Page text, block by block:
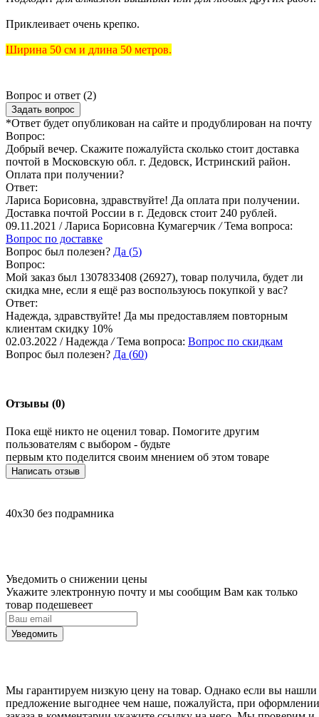
Приклеивает очень крепко.
Ширина 50 см и длина 50 метров.
Вопрос и ответ (2)
Задать вопрос
*Ответ будет опубликован на сайте и продублирован на почту
Вопрос:
Добрый вечер. Скажите пожалуйста сколько стоит доставка
почтой в Московскую обл. г. Дедовск, Истринский район.
Оплата при получении?
Ответ:
Лариса Борисовна, здравствуйте! Да оплата при получении.
Доставка почтой России в г. Дедовск стоит 240 рублей.
09.11.2021 / Лариса Борисовна Кумагерчик / Тема вопроса:
Вопрос по доставке
Вопрос был полезен? Да (5)
Вопрос:
Мой заказ был 1307833408 (26927), товар получила, будет ли
скидка мне, если я ещё раз воспользуюсь покупкой у вас?
Ответ:
Надежда, здравствуйте! Да мы предоставляем повторным
клиентам скидку 10%
02.03.2022 / Надежда / Тема вопроса: Вопрос по скидкам
Вопрос был полезен? Да (60)
Отзывы (0)
Пока ещё никто не оценил товар. Помогите другим
пользователям с выбором - будьте
первым кто поделится своим мнением об этом товаре
Написать отзыв
40х30 без подрамника
Уведомить о снижении цены
Укажите электронную почту и мы сообщим Вам как только
товар подешевеет
Уведомить
Мы гарантируем низкую цену на товар. Однако если вы нашли
предложение выгоднее чем наше, пожалуйста, при оформлении